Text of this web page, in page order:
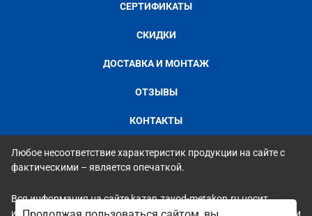
СЕРТИФИКАТЫ
СКИДКИ
ДОСТАВКА И МОНТАЖ
ОТЗЫВЫ
КОНТАКТЫ
Любое несоответствие характеристик продукции на сайте с
фактическими – является опечаткой.
Вся информация на сайте kazan.zavod-metakon.ru носит
исключительно ознакомительный и справочный характер и ни